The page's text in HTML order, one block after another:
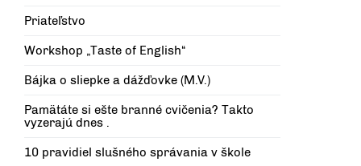
Priateľstvo
Workshop „Taste of English“
Bájka o sliepke a dážďovke (M.V.)
Pamätáte si ešte branné cvičenia? Takto
vyzerajú dnes .
10 pravidiel slušného správania v škole